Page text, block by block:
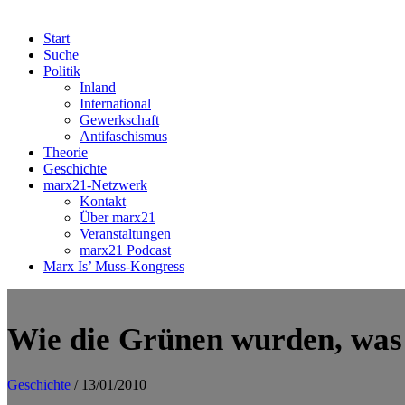
Start
Suche
Politik
Inland
International
Gewerkschaft
Antifaschismus
Theorie
Geschichte
marx21-Netzwerk
Kontakt
Über marx21
Veranstaltungen
marx21 Podcast
Marx Is’ Muss-Kongress
Wie die Grünen wurden,
Geschichte / 13/01/2010